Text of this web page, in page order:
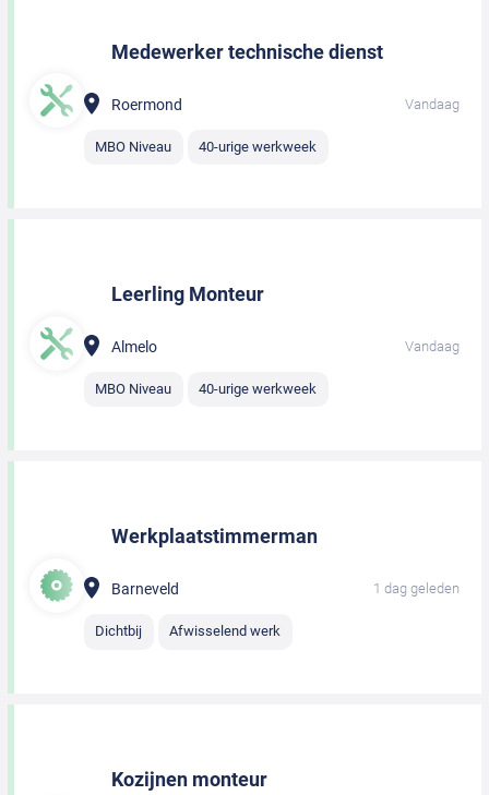
Medewerker technische dienst
Roermond Vandaag
MBO Niveau 40-urige werkweek
Leerling Monteur
Almelo Vandaag
MBO Niveau 40-urige werkweek
Werkplaatstimmerman
Barneveld 1 dag geleden
Dichtbij Afwisselend werk
Kozijnen monteur